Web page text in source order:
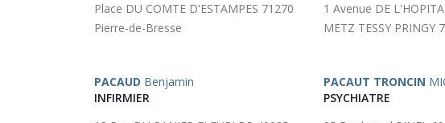
Place DU COMTE D'ESTAMPES 71270
Pierre-de-Bresse
1 Avenue DE
METZ TESSY PRINGY
PACAUD Benjamin
INFIRMIER
PACAUT TRONCIN
PSYCHIATRE